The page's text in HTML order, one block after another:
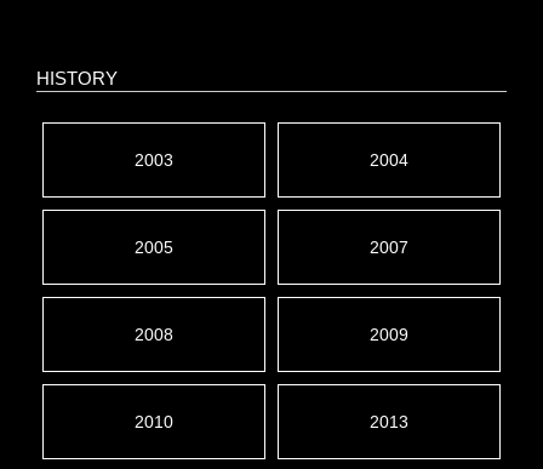
HISTORY
2003 2004
2005 2007
2008 2009
2010 2013